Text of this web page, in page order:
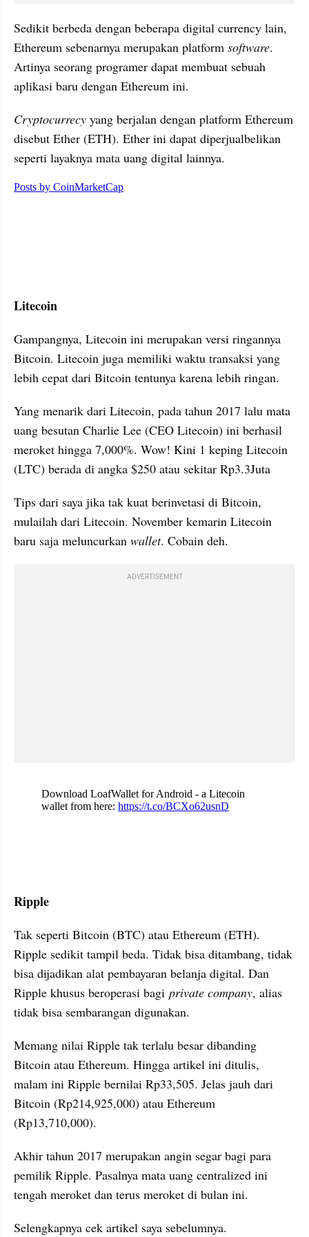
Sedikit berbeda dengan beberapa digital currency lain,
Ethereum sebenarnya merupakan platform software.
Artinya seorang programer dapat membuat sebuah
aplikasi baru dengan Ethereum ini.
Cryptocurrecy yang berjalan dengan platform Ethereum
disebut Ether (ETH). Ether ini dapat diperjualbelikan
seperti layaknya mata uang digital lainnya.
Litecoin
Gampangnya, Litecoin ini merupakan versi ringannya
Bitcoin. Litecoin juga memiliki waktu transaksi yang
lebih cepat dari Bitcoin tentunya karena lebih ringan.
Yang menarik dari Litecoin, pada tahun 2017 lalu mata
uang besutan Charlie Lee (CEO Litecoin) ini berhasil
meroket hingga 7,000%. Wow! Kini 1 keping Litecoin
(LTC) berada di angka $250 atau sekitar Rp3.3Juta
Tips dari saya jika tak kuat berinvetasi di Bitcoin,
mulailah dari Litecoin. November kemarin Litecoin
baru saja meluncurkan wallet. Cobain deh.
ADVERTISEMENT
embed from external kumparan
Ripple
Tak seperti Bitcoin (BTC) atau Ethereum (ETH).
Ripple sedikit tampil beda. Tidak bisa ditambang, tidak
bisa dijadikan alat pembayaran belanja digital. Dan
Ripple khusus beroperasi bagi private company, alias
tidak bisa sembarangan digunakan.
Memang nilai Ripple tak terlalu besar dibanding
Bitcoin atau Ethereum. Hingga artikel ini ditulis,
malam ini Ripple bernilai Rp33,505. Jelas jauh dari
Bitcoin (Rp214,925,000) atau Ethereum
(Rp13,710,000).
Akhir tahun 2017 merupakan angin segar bagi para
pemilik Ripple. Pasalnya mata uang centralized ini
tengah meroket dan terus meroket di bulan ini.
Selengkapnya cek artikel saya sebelumnya.